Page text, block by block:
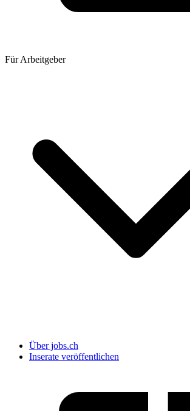
Für Arbeitgeber
Über jobs.ch
Inserate veröffentlichen